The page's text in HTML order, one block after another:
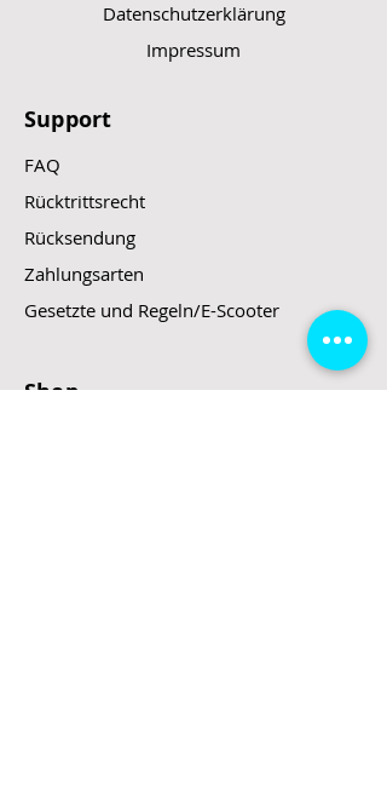
Datenschutzerklärung
Impressum
Support
FAQ
Rücktrittsrecht
Rücksendung
Zahlungsarten
Gesetzte und Regeln/E-Scooter
Shop